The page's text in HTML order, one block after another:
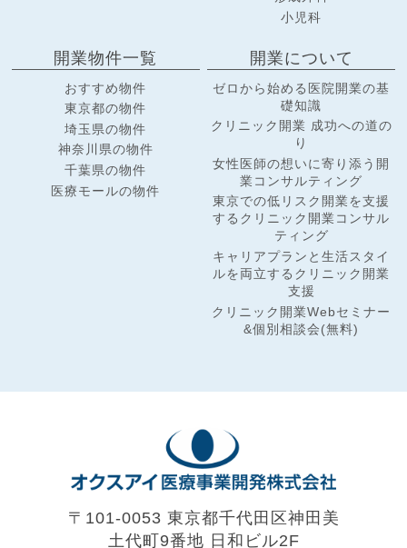
小児科
開業物件一覧
おすすめ物件
東京都の物件
埼玉県の物件
神奈川県の物件
千葉県の物件
医療モールの物件
開業について
ゼロから始める医院開業の基
礎知識
クリニック開業 成功への道の
り
女性医師の想いに寄り添う開
業コンサルティング
東京での低リスク開業を支援
するクリニック開業コンサル
ティング
キャリアプランと生活スタイ
ルを両立するクリニック開業
支援
クリニック開業Webセミナー
&個別相談会(無料)
〒101-0053 東京都千代田区神田美
土代町9番地 日和ビル2F